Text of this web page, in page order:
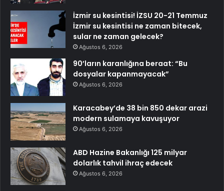
İzmir su kesintisi! İZSU 20-21 Temmuz
İzmir su kesintisi ne zaman bitecek,
sular ne zaman gelecek?
Ağustos 6, 2026
90’ların karanlığına beraat: “Bu
dosyalar kapanmayacak”
Ağustos 6, 2026
Karacabey’de 38 bin 850 dekar arazi
modern sulamaya kavuşuyor
Ağustos 6, 2026
ABD Hazine Bakanlığı 125 milyar
dolarlık tahvil ihraç edecek
Ağustos 6, 2026